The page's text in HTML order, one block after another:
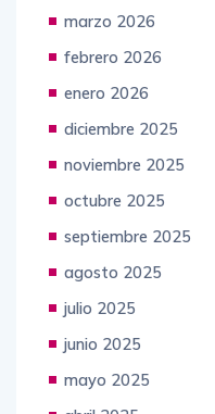
marzo 2026
febrero 2026
enero 2026
diciembre 2025
noviembre 2025
octubre 2025
septiembre 2025
agosto 2025
julio 2025
junio 2025
mayo 2025